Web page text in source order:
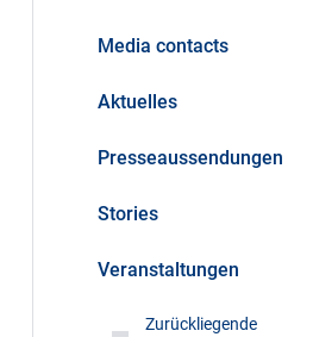
Media contacts
Aktuelles
Presseaussendungen
Stories
Veranstaltungen
Zurückliegende